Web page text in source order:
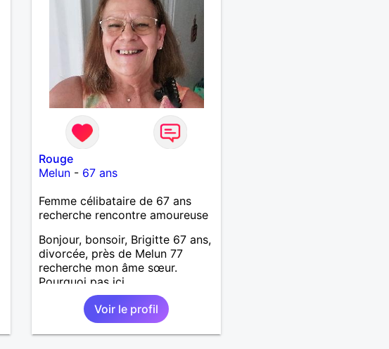
Rouge
Melun - 67 ans
Femme célibataire de 67 ans
recherche rencontre amoureuse
Bonjour, bonsoir, Brigitte 67 ans,
divorcée, près de Melun 77
recherche mon âme sœur.
Pourquoi pas ici.
Voir le profil